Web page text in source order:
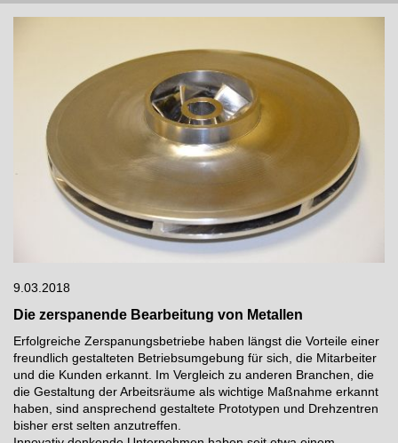
9.03.2018
Die zerspanende Bearbeitung von Metallen
Erfolgreiche Zerspanungsbetriebe haben längst die Vorteile einer
freundlich gestalteten Betriebsumgebung für sich, die Mitarbeiter
und die Kunden erkannt. Im Vergleich zu anderen Branchen, die
die Gestaltung der Arbeitsräume als wichtige Maßnahme erkannt
haben, sind ansprechend gestaltete Prototypen und Drehzentren
bisher erst selten anzutreffen.